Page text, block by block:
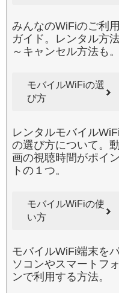
クを最小限に抑えられま
す。パスワードなしの
Wi-Fiに潜む危険からデ
スを守り、安心してネ
うことができます。万が
一、接続が不安定にな
したカスタマーサポー
迅速に対応いたします
信トラブルの際も一人
む必要はありません。
で「安心」を追求して
からこそ、多くの法人
個人のお客様にリピー
安全なネット環境を、
ンの中に。
2026.6.17
毎月の通信制限にお悩
みんなのWiFiのご利用
ガイド。レンタル方
～キャンセル方法も。
モバイルWiFiの選
び方
レンタルモバイルWiFi
の選び方について。動
画の視聴時間がポイン
トの１つ。
モバイルWiFiの使
い方
モバイルWiFi端末を
ソコンやスマートフォ
ンで利用する方法。